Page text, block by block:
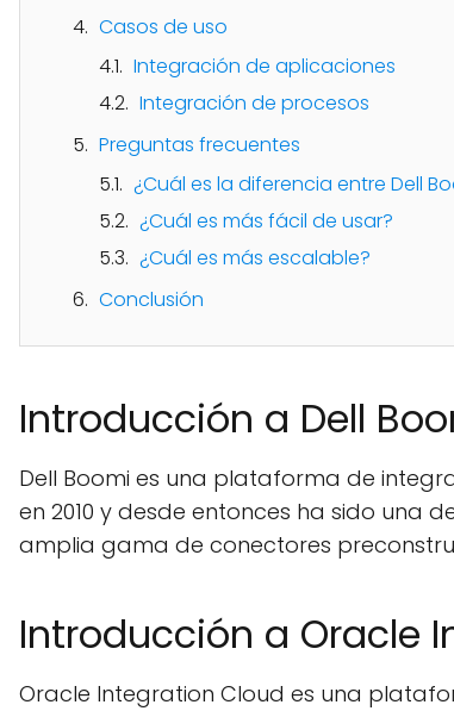
Casos de uso
Integración de aplicaciones
Integración de procesos
Preguntas frecuentes
¿Cuál es la diferencia entre Dell
¿Cuál es más fácil de usar?
¿Cuál es más escalable?
Conclusión
Introducción a Dell
Dell Boomi es una plataforma de
en 2010 y desde entonces ha sido una
amplia gama de conectores
Introducción a Oracle
Oracle Integration Cloud es una